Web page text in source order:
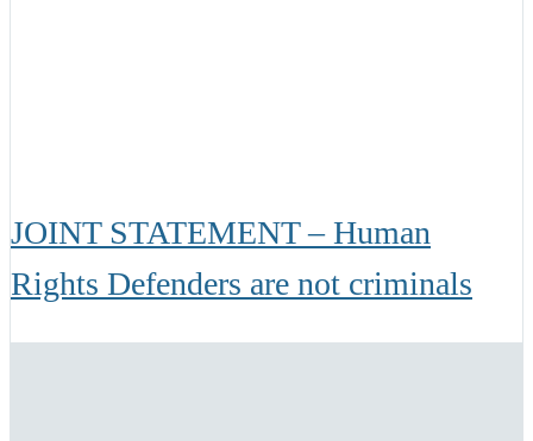
JOINT STATEMENT – Human
Rights Defenders are not criminals